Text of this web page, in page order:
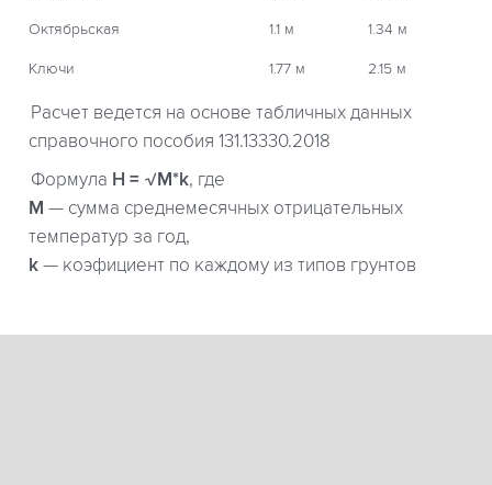
Октябрьская 1.1 м 1.34 м
Ключи 1.77 м 2.15 м
Расчет ведется на основе табличных данных
справочного пособия 131.13330.2018
Формула H = √M*k, где
М — сумма среднемесячных отрицательных
температур за год,
k — коэфициент по каждому из типов грунтов